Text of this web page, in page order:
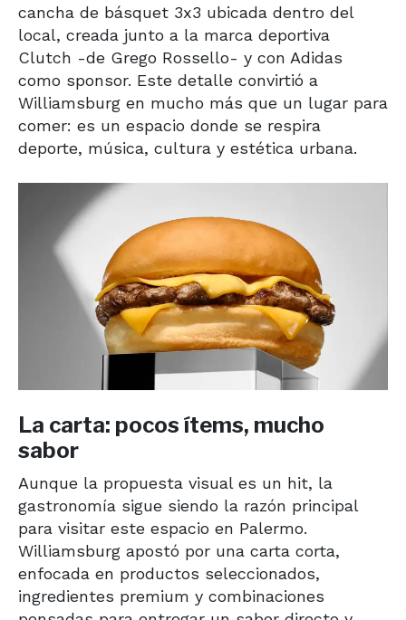
cancha de básquet 3x3 ubicada dentro del
local, creada junto a la marca deportiva
Clutch -de Grego Rossello- y con Adidas
como sponsor. Este detalle convirtió a
Williamsburg en mucho más que un lugar para
comer: es un espacio donde se respira
deporte, música, cultura y estética urbana.
La carta: pocos ítems, mucho
sabor
Aunque la propuesta visual es un hit, la
gastronomía sigue siendo la razón principal
para visitar este espacio en Palermo.
Williamsburg apostó por una carta corta,
enfocada en productos seleccionados,
ingredientes premium y combinaciones